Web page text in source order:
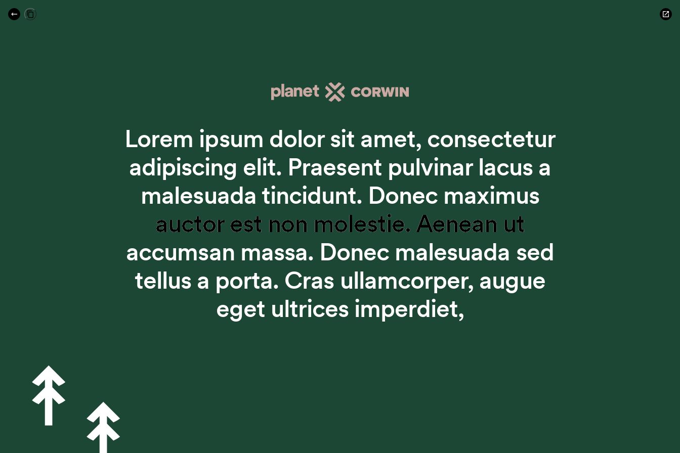
Lorem ipsum dolor sit amet, consectetur
adipiscing elit. Praesent pulvinar lacus a
malesuada tincidunt. Donec maximus
auctor est non molestie. Aenean ut
accumsan massa. Donec malesuada sed
tellus a porta. Cras ullamcorper, augue
eget ultrices imperdiet,